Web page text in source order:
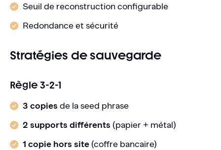
Seuil de reconstruction configurable
Redondance et sécurité
Stratégies de sauvegarde
Règle 3-2-1
3 copies de la seed phrase
2 supports différents (papier + métal)
1 copie hors site (coffre bancaire)